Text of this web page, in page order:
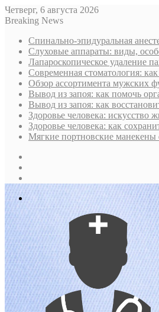
Четверг, 6 августа 2026
Breaking News
Спинально-эпидуральная
Слуховые аппараты: виды,
Лапароскопическое удаление
Современная стоматология:
Обзор ассортимента мужских
Вывод из запоя: как помочь
Вывод из запоя: как
Здоровье человека: искусство
Здоровье человека: как
Мягкие портновские манекены
In
Меню